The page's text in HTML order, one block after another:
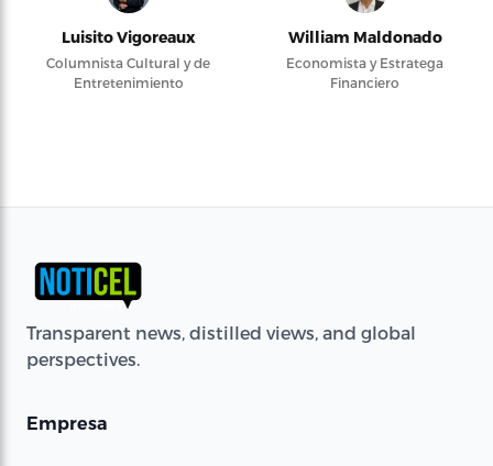
Luisito Vigoreaux
Columnista Cultural y de
Entretenimiento
William Maldonado
Economista y Estratega
Financiero
Transparent news, distilled views, and global
perspectives.
Empresa